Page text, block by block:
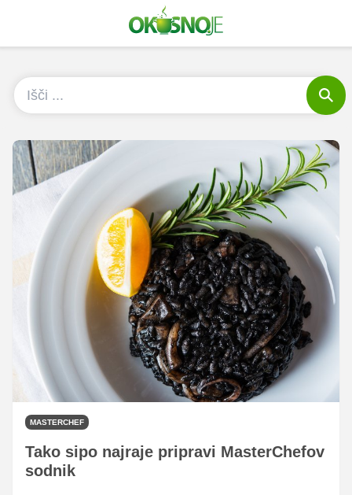
MASTERCHEF
Tako sipo najraje pripravi MasterChefov
sodnik